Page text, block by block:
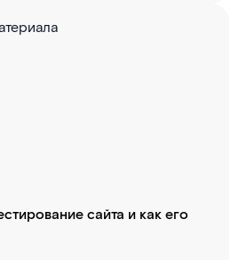
сайта и как его